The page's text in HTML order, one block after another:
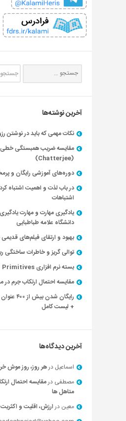
آخرین نوشته‌ها
نکات مهمی که باید در نوشتن
مقایسه ضریب همبستگی خطی
(Chatterjee)
دوره‌های آموزشی رایگان و
در باب لذت و اهمیت اشتباه
اشتباهات
یادگیری مهارت و مهارت
دانشگاه علامه طباطبایی
بهبود و ارتقای فیلم‌های
توالی گریز و خاطرات ساختگی
بسته نرم افزاری Primitives
مقایسه احتمال ارتکاب جرم در
رایگان
+ لیست کامل
آخرین دیدگاه‌ها
اسماعیل درهر روز، روز موش
مصطفی درمقایسه احتمال
متاهل ها
معین درارزش، اقلیت و اکثریت